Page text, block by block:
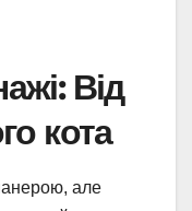
Від
кота
але